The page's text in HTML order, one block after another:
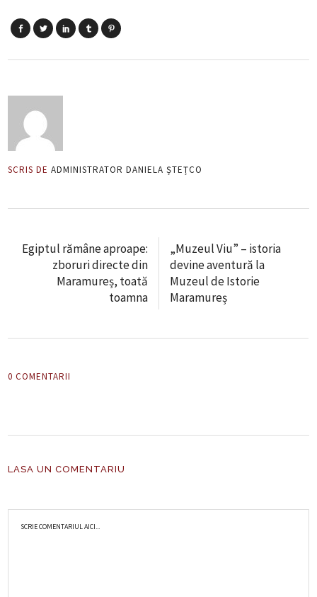
SCRIS DE ADMINISTRATOR DANIELA ȘTEȚCO
Egiptul rămâne aproape:
zboruri directe din
Maramureș, toată
toamna
„Muzeul Viu” – istoria
devine aventură la
Muzeul de Istorie
Maramureș
0 COMENTARII
LASA UN COMENTARIU